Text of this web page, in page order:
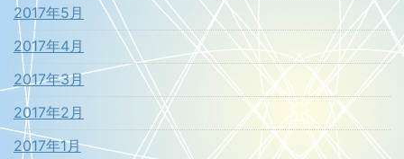
2017年5月
2017年4月
2017年3月
2017年2月
2017年1月